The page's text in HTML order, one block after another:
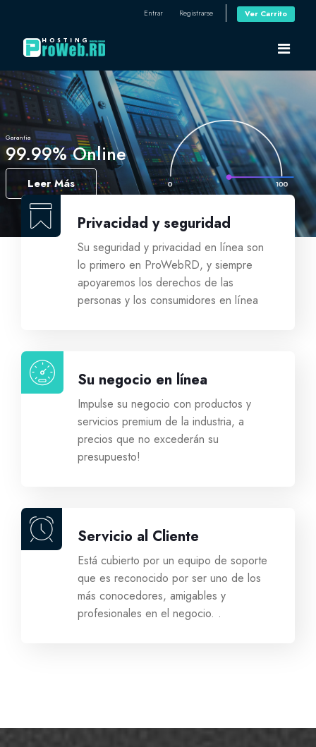
Entrar Registrarse Ver Carrito
Área de Clientes
Tienda
Ver Todos
Shared Hosting
Certificado de segurida SSL
Hosting Vps
Transferir Dominios
Anuncios
Preguntas Frecuentes - FAQ
Estado de la Red
Contáctenos
Garantia
99.99% Online
Leer Más
Privacidad y seguridad
Su seguridad y privacidad en línea son
lo primero en ProWebRD, y siempre
apoyaremos los derechos de las
personas y los consumidores en línea
Su negocio en línea
Impulse su negocio con productos y
servicios premium de la industria, a
precios que no excederán su
presupuesto!
Servicio al Cliente
Está cubierto por un equipo de soporte
que es reconocido por ser uno de los
más conocedores, amigables y
profesionales en el negocio. .